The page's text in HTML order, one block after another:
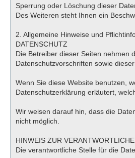
Sperrung oder Löschung dieser
Des Weiteren steht Ihnen ein
2. Allgemeine Hinweise und
DATENSCHUTZ
Die Betreiber dieser Seiten nehmen
Datenschutzvorschriften sowie
Wenn Sie diese Website benutzen,
Datenschutzerklärung erläutert,
Wir weisen darauf hin, dass die
nicht möglich.
HINWEIS ZUR
Die verantwortliche Stelle für die